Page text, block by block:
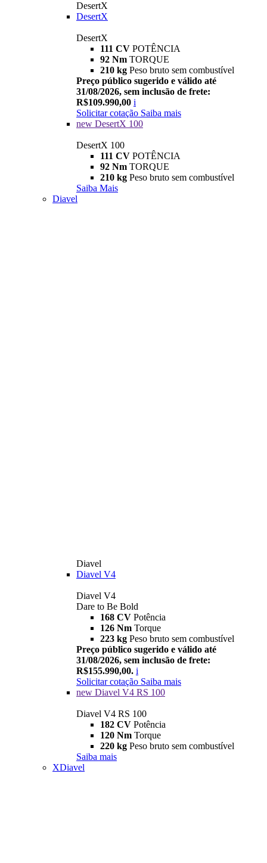
DesertX
DesertX
DesertX
111 CV POTÊNCIA
92 Nm TORQUE
210 kg Peso bruto sem combustível
Preço público sugerido e válido até
31/08/2026, sem inclusão de frete:
R$109.990,00 i
Solicitar cotação Saiba mais
new DesertX 100
DesertX 100
111 CV POTÊNCIA
92 Nm TORQUE
210 kg Peso bruto sem combustível
Saiba Mais
Diavel
Diavel
Diavel V4
Diavel V4
Dare to Be Bold
168 CV Potência
126 Nm Torque
223 kg Peso bruto sem combustível
Preço público sugerido e válido até
31/08/2026, sem inclusão de frete:
R$155.990,00. i
Solicitar cotação Saiba mais
new Diavel V4 RS 100
Diavel V4 RS 100
182 CV Potência
120 Nm Torque
220 kg Peso bruto sem combustível
Saiba mais
XDiavel